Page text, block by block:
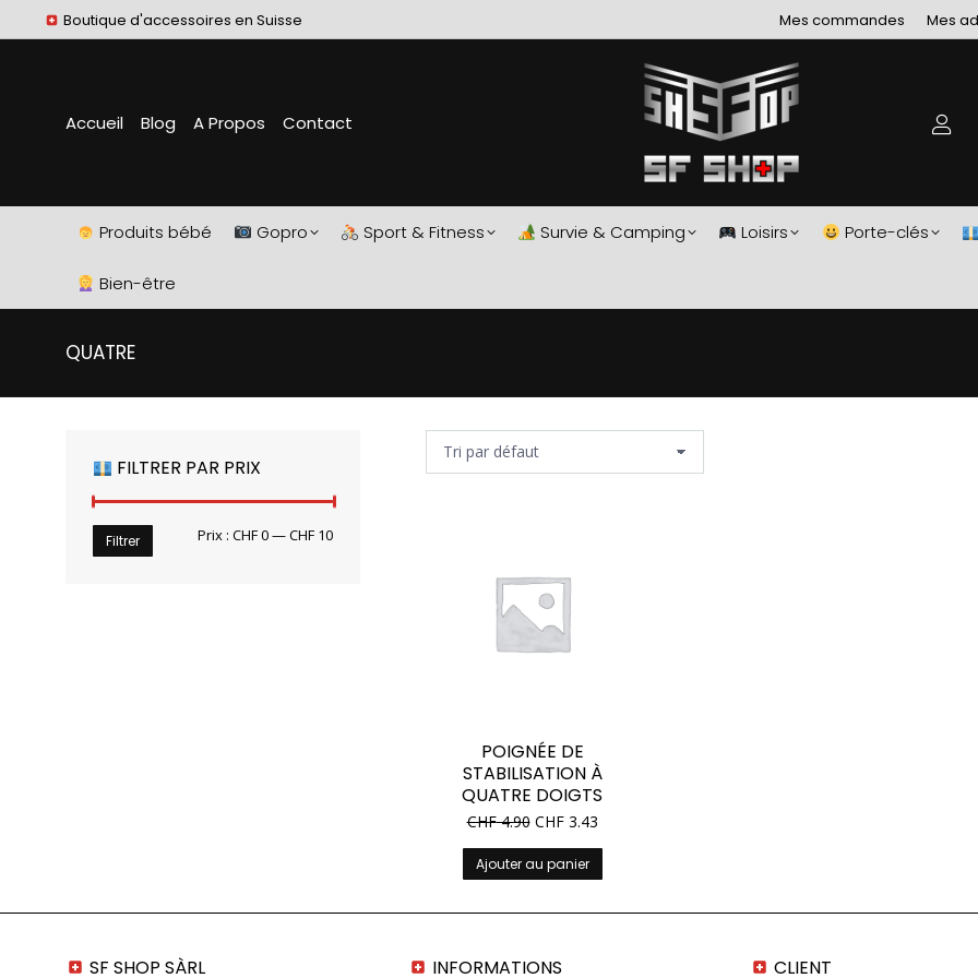
Boutique d'accessoires en Suisse Mes commandes Mes
Accueil Blog A Propos Contact
Produits bébé Gopro Sport & Fitness Survie & Camping Loisirs Porte-clés
Bien-être
QUATRE
POIGNÉE DE
STABILISATION À
QUATRE DOIGTS
CHF4.90 CHF3.43
Ajouter au panier
FILTRER PAR PRIX
Prix
Prix
Filtrer Prix : CHF 0—CHF 10
SF SHOP SÀRL INFORMATIONS CLIENT